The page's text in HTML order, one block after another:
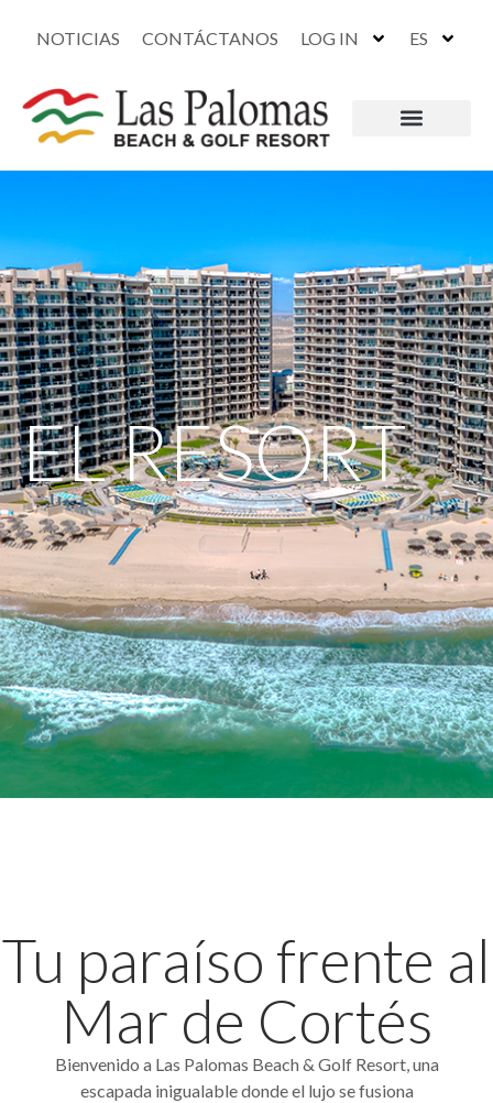
NOTICIAS CONTÁCTANOS LOG IN ES
EL RESORT
Tu paraíso frente al
Mar de Cortés
Bienvenido a Las Palomas Beach & Golf Resort, una
escapada inigualable donde el lujo se fusiona